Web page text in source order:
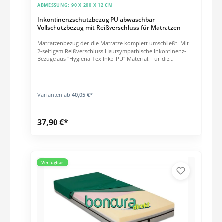
Inkl. PU Inkontinenz-Vollschutzbezug
Inkontinenzschutzbezug PU abwaschbar
Vollschutzbezug mit Reißverschluss für Matratzen
ABMESSUNG: 90 X 200 X 12 CM
Matratzenbezug der die Matratze komplett umschließt. Mit
2-seitigem Reißverschluss.Hautsympathische Inkontinenz-
Bezüge aus "Hygiena-Tex Inko-PU" Material. Für die
Bakteriendicht Desinfektionsmittelbeständig bei
Schwermetallen und Pestiziden) 100% PES mit einseitiger PU
Varianten ab 40,05 €*
37,90 €*
Verfügbar